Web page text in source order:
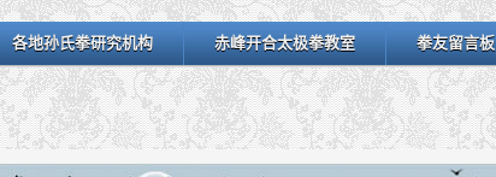
各地孙氏拳研究机构 赤峰开合太极拳教室 拳友留言板